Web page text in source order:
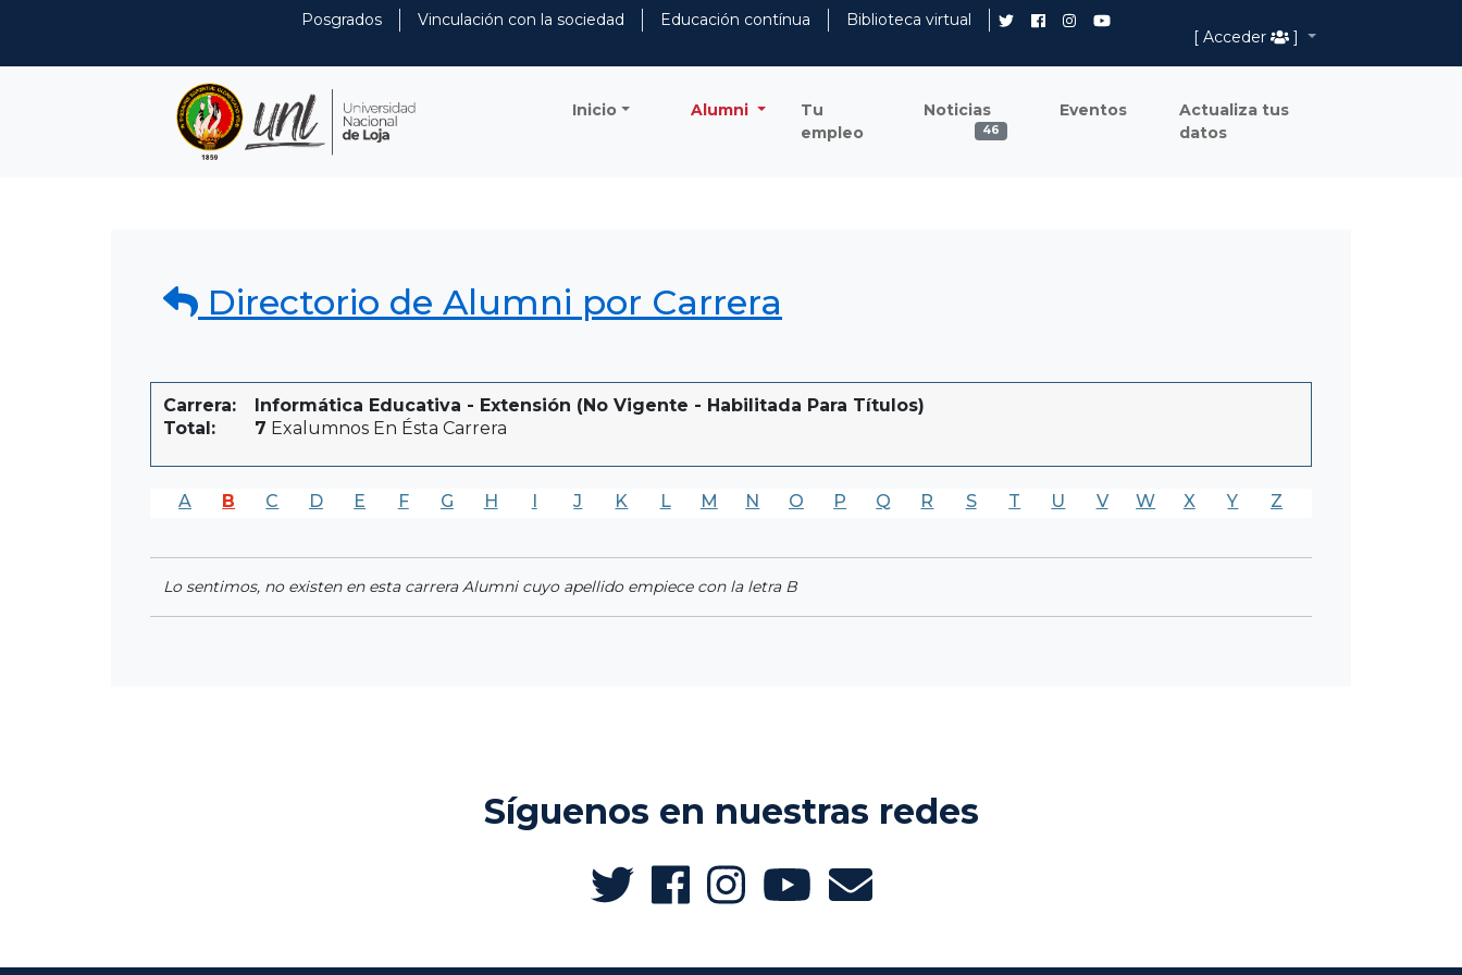
Posgrados Vinculación con la sociedad Educación contínua
Biblioteca virtual
[ Acceder
]
Inicio Alumni
Tu
empleo
Noticias
46
Eventos
Actualiza tus
datos
Directorio de Alumni por Carrera
Carrera:
Informática Educativa - Extensión (No Vigente - Habilitada Para Títulos)
Total:
7 Exalumnos En Ésta Carrera
A B C D E F G H I J K L M N O P Q R S T U V W X Y Z
Lo sentimos, no existen en esta carrera Alumni cuyo apellido empiece con la letra B
Síguenos en nuestras redes